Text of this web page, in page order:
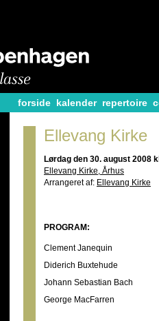
forside kalender repertoire
Ellevang Kirke
Lørdag den 30. august 2008
Ellevang Kirke, Århus
Arrangeret af: Ellevang Kirke
PROGRAM:
Clement Janequin
Diderich Buxtehude
Johann Sebastian Bach
George MacFarren